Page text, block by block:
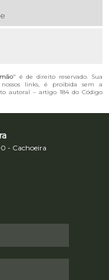
" é de direito reservado. Sua
links, é proibida sem a
autoral – artigo 184 do Código
- Cachoeira